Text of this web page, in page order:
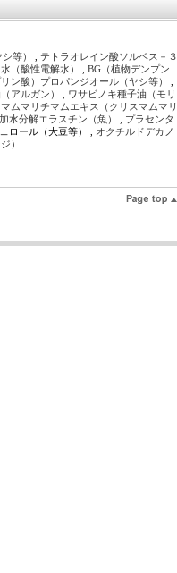
等）
テトラオレイン酸ソルベス－３
水（酸性電解水）
BG（植物デンプン
ン酸）プロパンジオール（ヤシ等）
アルガン）
ワサビノキ種子油（モリ
ムマリチマムエキス（クリスマムマリ
加水分解エラスチン（魚）
プラセンタ
ロール（大豆等） ,
オクチルドデカノ
）